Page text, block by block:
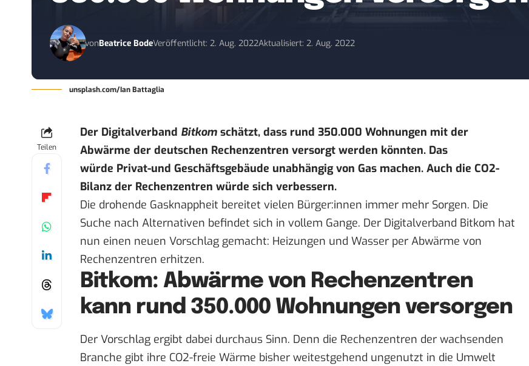
vonBeatrice BodeVeröffentlicht: 2. Aug. 2022Aktualisiert: 2. Aug. 2022
unsplash.com/Ian Battaglia
Teilen
Der Digitalverband Bitkom schätzt, dass rund 350.000 Wohnungen mit der
Abwärme der deutschen Rechenzentren versorgt werden könnten. Das
würde Privat-und Geschäftsgebäude unabhängig von Gas machen. Auch die CO2-
Bilanz der Rechenzentren würde sich verbessern.
Die drohende Gasknappheit bereitet vielen Bürger:innen immer mehr Sorgen. Die
Suche nach Alternativen befindet sich in vollem Gange. Der Digitalverband Bitkom hat
nun einen neuen Vorschlag gemacht: Heizungen und Wasser per Abwärme von
Rechenzentren erhitzen.
Bitkom: Abwärme von Rechenzentren
kann rund 350.000 Wohnungen versorgen
Der Vorschlag ergibt dabei durchaus Sinn. Denn die Rechenzentren der wachsenden
Branche gibt ihre CO2-freie Wärme bisher weitestgehend ungenutzt in die Umwelt